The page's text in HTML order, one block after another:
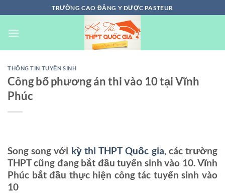
đến
nội
TRƯỜNG CAO ĐẲNG Y DƯỢC PASTEUR
THÔNG TIN TUYỂN SINH
Công bố phương án thi vào 10 tại Vĩnh
Phúc
Song song với kỳ thi THPT Quốc gia, các trường
THPT cũng đang bắt đầu tuyển sinh vào 10. Vĩnh
Phúc bắt đầu thực hiện công tác tuyển sinh vào
10